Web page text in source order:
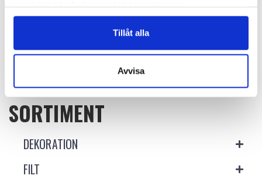
Tillåt alla
Avvisa
VÄLJ ALTERNATIV VÄLJ ALTERNATIV
SORTIMENT
DEKORATION
FILT